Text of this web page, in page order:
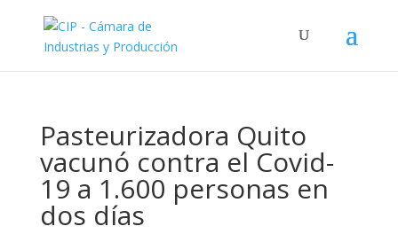
Pasteurizadora Quito
vacunó contra el Covid-
19 a 1.600 personas en
dos días